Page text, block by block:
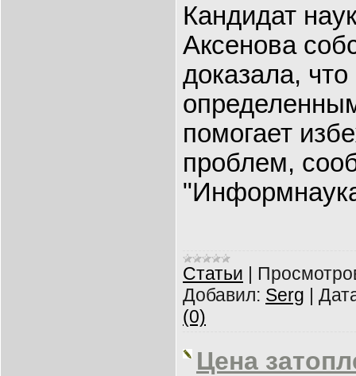
Кандидат
Аксенова
доказала,
помогает
проблем,
Статьи
Добавил: Serg
(0)
Цена